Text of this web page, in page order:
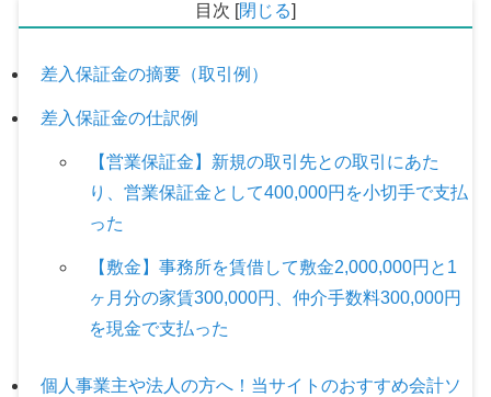
目次 [閉じる]
差入保証金の摘要（取引例）
差入保証金の仕訳例
【営業保証金】新規の取引先との取引にあた
り、営業保証金として400,000円を小切手で支払
った
【敷金】事務所を賃借して敷金2,000,000円と1
ヶ月分の家賃300,000円、仲介手数料300,000円
を現金で支払った
個人事業主や法人の方へ！当サイトのおすすめ会計ソ